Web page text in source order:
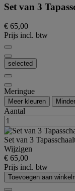
Set van 3
€ 65,00
Prijs incl. btw
selected
Meringue
Meer kleuren
Aantal
Set van 3
Wijzigen
€ 65,00
Prijs incl. btw
Toevoegen aan